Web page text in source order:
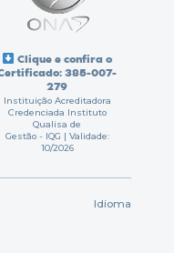
Clique e confira o
385-007-
279
Instituição Acreditadora
Credenciada Instituto
Qualisa de
Gestão - IQG | Validade:
10/2026
Idioma